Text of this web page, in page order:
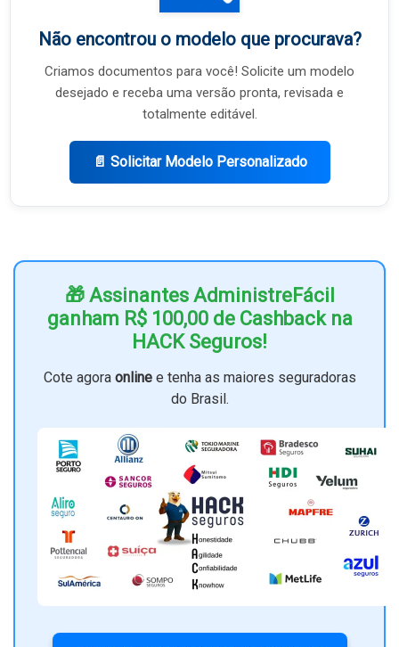
Não encontrou o modelo que procurava?
Criamos documentos para você! Solicite um modelo
desejado e receba uma versão pronta, revisada e
totalmente editável.
📄 Solicitar Modelo Personalizado
🎁 Assinantes AdministreFácil
ganham R$ 100,00 de Cashback na
HACK Seguros!
Cote agora onlinee tenha as maiores seguradoras
do Brasil.